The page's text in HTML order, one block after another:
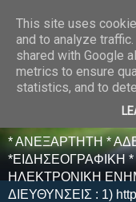
E F E N
* ΑΝΕΞΑΡΤΗΤΗ *
*ΕΙΔΗΣΕΟΓΡΑΦΙΚΗ
ΗΛΕΚΤΡΟΝΙΚΗ
ΔΙΕΥΘΥΝΣΕΙΣ : 1)
This site uses
and to analyze
shared with Google
metrics to ensure
statistics, and to